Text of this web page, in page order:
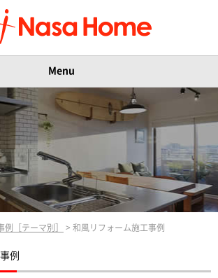
Menu
例［テーマ別］ > 和風リフォーム施工事例
例